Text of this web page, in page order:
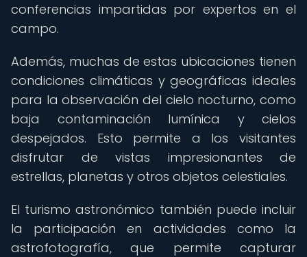
conferencias impartidas por expertos en el
campo.
Además, muchas de estas ubicaciones tienen
condiciones climáticas y geográficas ideales
para la observación del cielo nocturno, como
baja contaminación lumínica y cielos
despejados. Esto permite a los visitantes
disfrutar de vistas impresionantes de
estrellas, planetas y otros objetos celestiales.
El turismo astronómico también puede incluir
la participación en actividades como la
astrofotografía, que permite capturar